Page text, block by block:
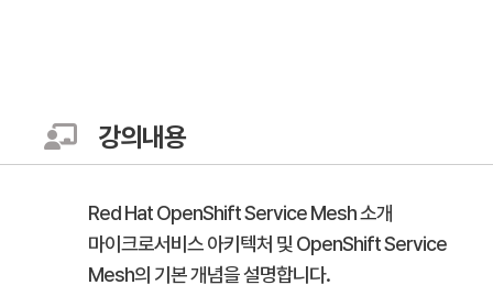
강의내용
Red Hat OpenShift Service Mesh 소개
마이크로서비스 아키텍처 및 OpenShift Service
Mesh의 기본 개념을 설명합니다.